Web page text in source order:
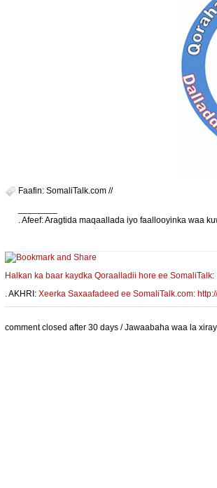
Faafin: SomaliTalk.com //
. Afeef: Aragtida maqaallada iyo faallooyinka waa
Halkan ka baar kaydka Qoraalladii hore ee SomaliTalk:
. AKHRI: Xeerka Saxaafadeed ee SomaliTalk.com:
comment closed after 30 days / Jawaabaha waa la